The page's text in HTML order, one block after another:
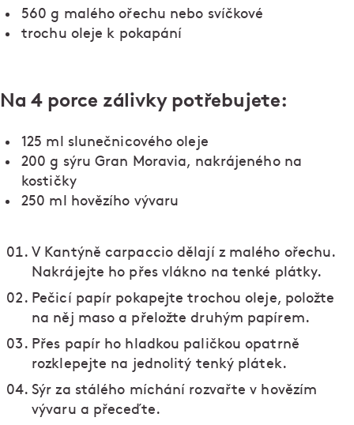
560 g malého ořechu nebo svíčkové
trochu oleje k pokapání
Na 4 porce zálivky potřebujete:
125 ml slunečnicového oleje
200 g sýru Gran Moravia, nakrájeného na
kostičky
250 ml hovězího vývaru
V Kantýně carpaccio dělají z malého ořechu.
Nakrájejte ho přes vlákno na tenké plátky.
Pečicí papír pokapejte trochou oleje, položte
na něj maso a přeložte druhým papírem.
Přes papír ho hladkou paličkou opatrně
rozklepejte na jednolitý tenký plátek.
Sýr za stálého míchání rozvařte v hovězím
vývaru a přeceďte.